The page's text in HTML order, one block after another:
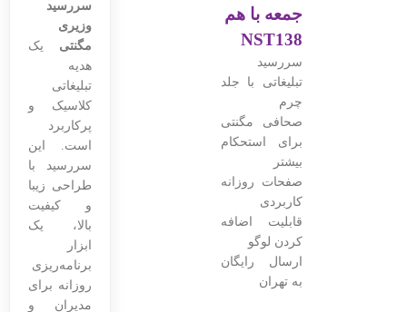
جمعه با هم
NST138
سررسید
تبلیغاتی با جلد
چرم
صحافی مگنتی
برای استحکام
بیشتر
صفحات روزانه
کاربردی
قابلیت اضافه
کردن لوگو
ارسال رایگان
به تهران
سررسید
وزیری
مگنتی یک
هدیه
تبلیغاتی
کلاسیک و
پرکاربرد
است. این
سررسید با
طراحی زیبا
و کیفیت
بالا، یک
ابزار
برنامه‌ریزی
روزانه برای
مدیران و